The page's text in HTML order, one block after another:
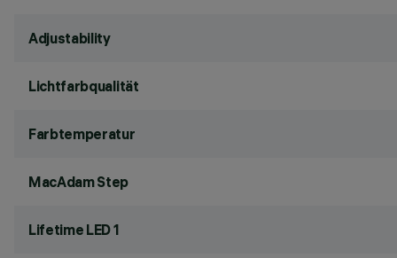
Adjustability
Lichtfarbqualität
Farbtemperatur
MacAdam Step
Lifetime LED 1